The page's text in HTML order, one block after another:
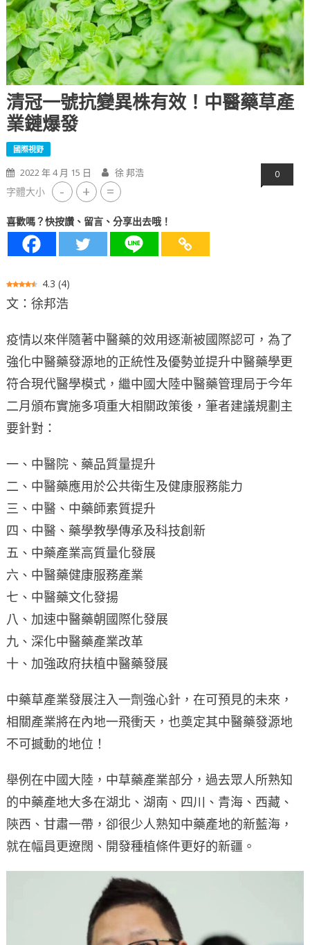
清冠一號抗變異株有效！中醫藥草產
業鏈爆發
國際視野
2022 年 4 月 15 日 徐 邦浩 0
字體大小 - + =
喜歡嗎？快按讚、留言、分享出去哦！
4.3 (4)
文：徐邦浩
疫情以來伴隨著中醫藥的效用逐漸被國際認可，為了
強化中醫藥發源地的正統性及優勢並提升中醫藥學更
符合現代醫學模式，繼中國大陸中醫藥管理局于今年
二月頒布實施多項重大相關政策後，筆者建議規劃主
要針對：
一、中醫院、藥品質量提升
二、中醫藥應用於公共衛生及健康服務能力
三、中醫、中藥師素質提升
四、中醫、藥學教學傳承及科技創新
五、中藥產業高質量化發展
六、中醫藥健康服務產業
七、中醫藥文化發揚
八、加速中醫藥朝國際化發展
九、深化中醫藥產業改革
十、加強政府扶植中醫藥發展
中藥草產業發展注入一劑強心針，在可預見的未來，
相關產業將在內地一飛衝天，也奠定其中醫藥發源地
不可撼動的地位！
舉例在中國大陸，中草藥產業部分，過去眾人所熟知
的中藥產地大多在湖北、湖南、四川、青海、西藏、
陝西、甘肅一帶，卻很少人熟知中藥產地的新藍海，
就在幅員更遼闊、開發種植條件更好的新疆。